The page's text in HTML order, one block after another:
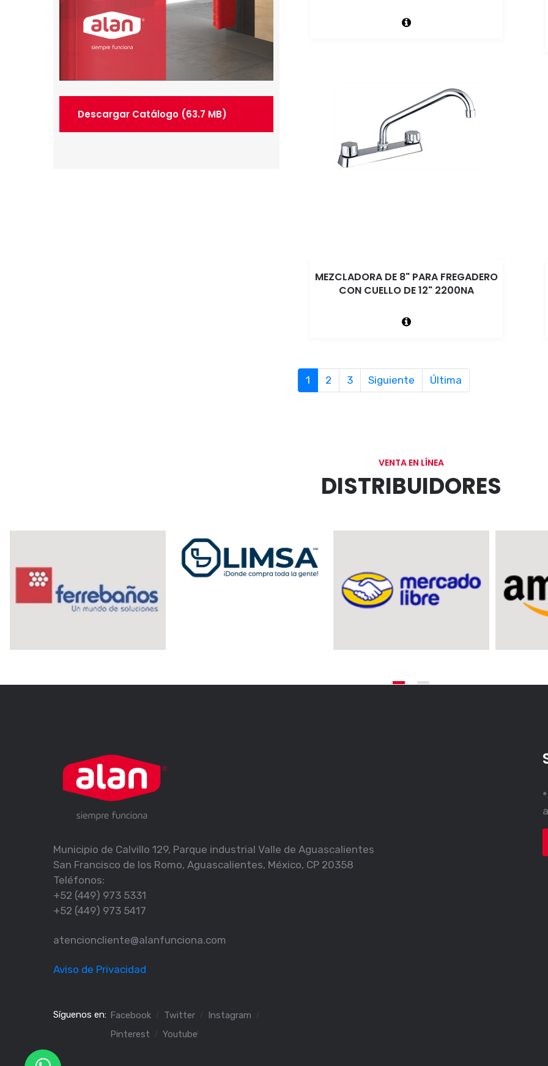
Descargar Catálogo (63.7 MB)
MEZCLADORA DE 8" PARA FREGADERO
CON CUELLO DE 12" 2200NA
1 2 3 Siguiente Última
VENTA EN LÍNEA
DISTRIBUIDORES
Municipio de Calvillo 129, Parque industrial Valle de Aguascalientes
San Francisco de los Romo, Aguascalientes, México, CP 20358
Teléfonos:
+52 (449) 973 5331
+52 (449) 973 5417
atencioncliente@alanfunciona.com
Aviso de Privacidad
Síguenos en: Facebook Twitter
Instagram
Pinterest
Youtube
*